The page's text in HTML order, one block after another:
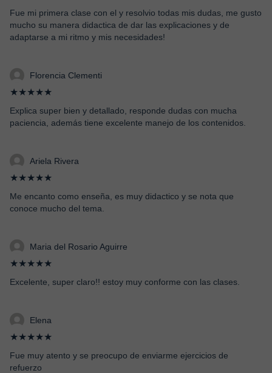
Fue mi primera clase con el y resolvio todas mis dudas, me gusto
mucho su manera didactica de dar las explicaciones y de
adaptarse a mi ritmo y mis necesidades!
Florencia Clementi
★★★★★
Explica super bien y detallado, responde dudas con mucha
paciencia, además tiene excelente manejo de los contenidos.
Ariela Rivera
★★★★★
Me encanto como enseña, es muy didactico y se nota que
conoce mucho del tema.
Maria del Rosario Aguirre
★★★★★
Excelente, super claro!! estoy muy conforme con las clases.
Elena
★★★★★
Fue muy atento y se preocupo de enviarme ejercicios de
refuerzo